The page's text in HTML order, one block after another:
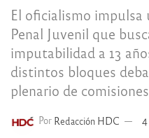
El oficialismo impulsa
Penal Juvenil que
imputabilidad a 13
distintos bloques
plenario de comisiones.
Por Redacción HDC 4